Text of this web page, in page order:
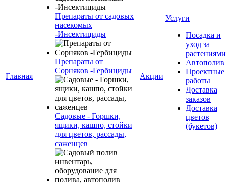
Главная
Препараты от садовых
насекомых
-Инсектициды
Препараты от
Сорняков -Гербициды
Садовые - Горшки,
ящики, кашпо, стойки
для цветов, рассады,
саженцев
Акции
Услуги
Посадка и
уход за
растениями
Автополив
Проектные
работы
Доставка
заказов
Доставка
цветов
(букетов)